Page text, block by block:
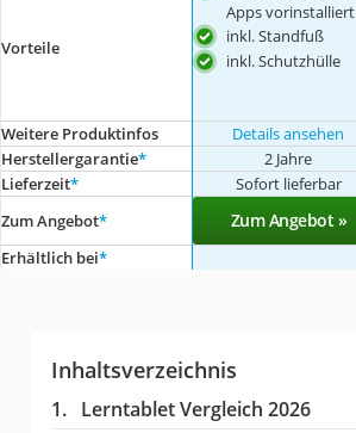
Vorteile
Apps vorinstalliert
inkl. Standfuß
inkl. Schutzhülle
Weitere Produktinfos Details ansehen
Herstellergarantie* 2 Jahre
Lieferzeit* Sofort lieferbar
Zum Angebot* Zum Angebot »
Erhältlich bei*
Inhaltsverzeichnis
Lerntablet Vergleich 2026